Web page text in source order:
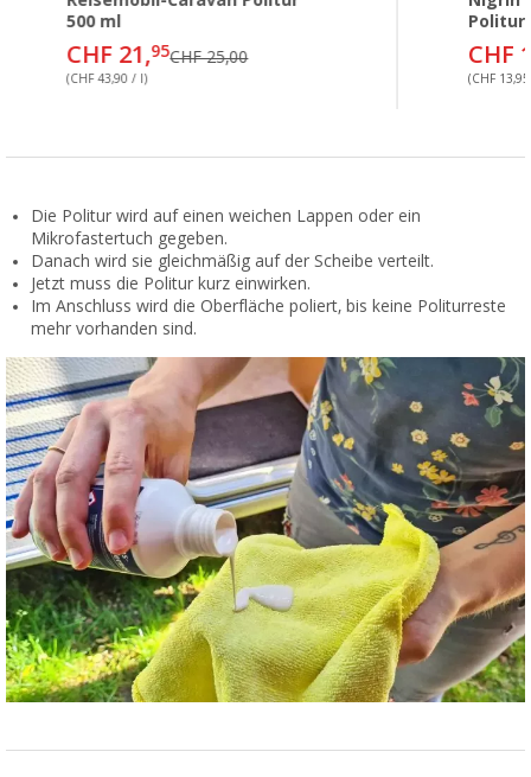
500 ml
CHF 21,95CHF 25,00
(CHF 43,90 / l)
Politur
CHF
(CHF
Die Politur wird auf einen weichen Lappen oder ein
Mikrofastertuch gegeben.
Danach wird sie gleichmäßig auf der Scheibe verteilt.
Jetzt muss die Politur kurz einwirken.
Im Anschluss wird die Oberfläche poliert, bis keine Politurreste
mehr vorhanden sind.